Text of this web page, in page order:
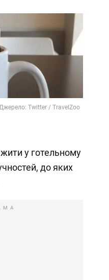
Twitter / TravelZoo
у готельному
до яких